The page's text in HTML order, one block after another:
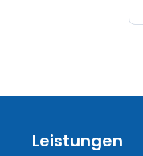
Leistungen